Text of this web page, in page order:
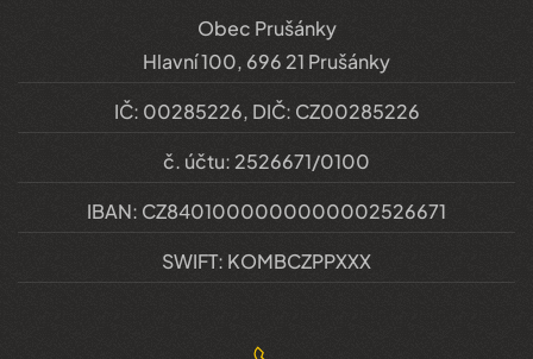
Obec Prušánky
Hlavní 100, 696 21 Prušánky
IČ: 00285226, DIČ: CZ00285226
č. účtu: 2526671/0100
IBAN: CZ8401000000000002526671
SWIFT: KOMBCZPPXXX